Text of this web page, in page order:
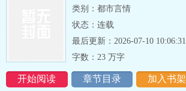
类别：都市言情
状态：连载
开始阅读 章节目录 加入书架
最后更新：2026-07-10 10:06:31
字数：23 万字